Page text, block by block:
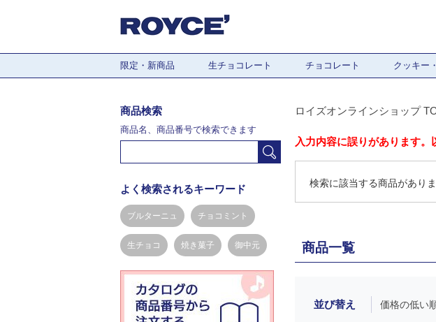
限定・新商品 生チョコレート チョコレート クッキー
ロイズオンラインショップ
入力内容に誤りがあります。
検索に該当する商品がありま
商品一覧
並び替え 価格の低い
商品検索
商品名、商品番号で検索できます
よく検索されるキーワード
ブルターニュ チョコミント
生チョコ 焼き菓子 御中元